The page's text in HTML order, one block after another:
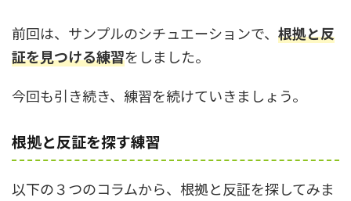
前回は、サンプルのシチュエーションで、 根拠と反
証を見つける練習をしました。
今回も引き続き、練習を続けていきましょう。
根拠と反証を探す練習
以下の３つのコラムから、根拠と反証を探してみま